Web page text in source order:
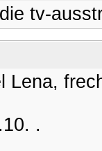
tv-
Lena,
.